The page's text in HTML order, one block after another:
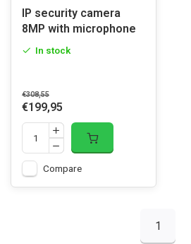
IP security camera
8MP with microphone
In stock
€308,55
€199,95
Compare
1